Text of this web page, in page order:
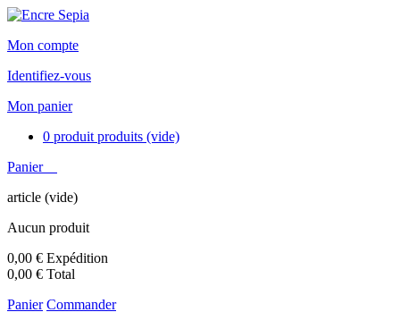
Mon compte
Identifiez-vous
Mon panier
0 produit produits (vide)
Panier
article (vide)
Aucun produit
0,00 € Expédition
0,00 € Total
Panier Commander